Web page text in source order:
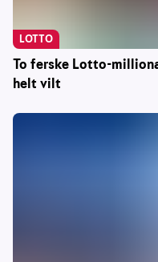
To ferske Lotto-
helt vilt
LOTTO